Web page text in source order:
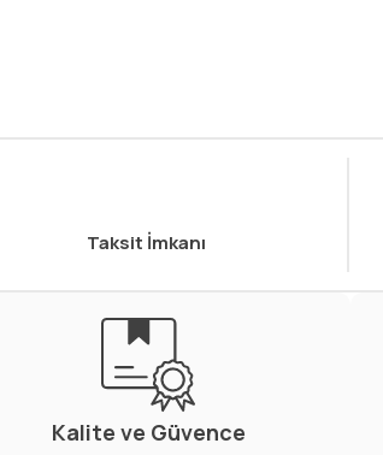
Taksit İmkanı
Kalite ve Güvence